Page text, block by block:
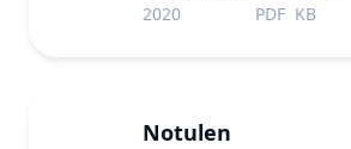
2020
PDF KB
Notulen